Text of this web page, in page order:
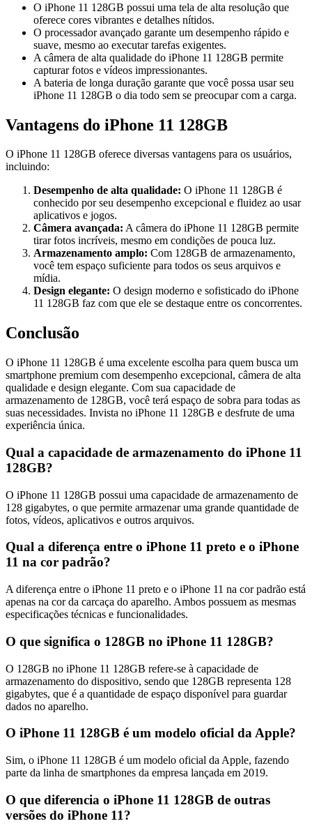
O iPhone 11 128GB possui uma tela de alta resolução que
oferece cores vibrantes e detalhes nítidos.
O processador avançado garante um desempenho rápido e
suave, mesmo ao executar tarefas exigentes.
A câmera de alta qualidade do iPhone 11 128GB permite
capturar fotos e vídeos impressionantes.
A bateria de longa duração garante que você possa usar seu
iPhone 11 128GB o dia todo sem se preocupar com a carga.
Vantagens do iPhone 11 128GB
O iPhone 11 128GB oferece diversas vantagens para os usuários,
incluindo:
Desempenho de alta qualidade: O iPhone 11 128GB é
conhecido por seu desempenho excepcional e fluidez ao usar
aplicativos e jogos.
Câmera avançada: A câmera do iPhone 11 128GB permite
tirar fotos incríveis, mesmo em condições de pouca luz.
Armazenamento amplo: Com 128GB de armazenamento,
você tem espaço suficiente para todos os seus arquivos e
mídia.
Design elegante: O design moderno e sofisticado do iPhone
11 128GB faz com que ele se destaque entre os concorrentes.
Conclusão
O iPhone 11 128GB é uma excelente escolha para quem busca um
smartphone premium com desempenho excepcional, câmera de alta
qualidade e design elegante. Com sua capacidade de
armazenamento de 128GB, você terá espaço de sobra para todas as
suas necessidades. Invista no iPhone 11 128GB e desfrute de uma
experiência única.
Qual a capacidade de armazenamento do iPhone 11
128GB?
O iPhone 11 128GB possui uma capacidade de armazenamento de
128 gigabytes, o que permite armazenar uma grande quantidade de
fotos, vídeos, aplicativos e outros arquivos.
Qual a diferença entre o iPhone 11 preto e o iPhone
11 na cor padrão?
A diferença entre o iPhone 11 preto e o iPhone 11 na cor padrão está
apenas na cor da carcaça do aparelho. Ambos possuem as mesmas
especificações técnicas e funcionalidades.
O que significa o 128GB no iPhone 11 128GB?
O 128GB no iPhone 11 128GB refere-se à capacidade de
armazenamento do dispositivo, sendo que 128GB representa 128
gigabytes, que é a quantidade de espaço disponível para guardar
dados no aparelho.
O iPhone 11 128GB é um modelo oficial da Apple?
Sim, o iPhone 11 128GB é um modelo oficial da Apple, fazendo
parte da linha de smartphones da empresa lançada em 2019.
O que diferencia o iPhone 11 128GB de outras
versões do iPhone 11?